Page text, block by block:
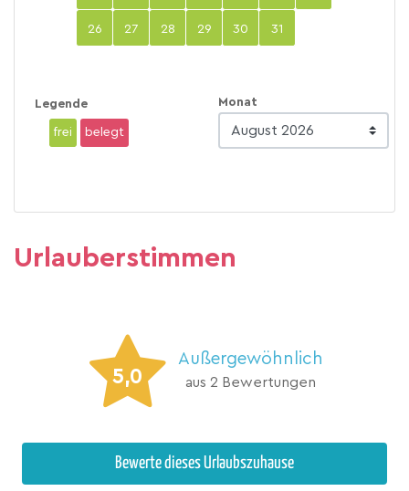
26 27 28 29 30 31
Legende
frei belegt
Monat
Urlauberstimmen
5,0
Außergewöhnlich
aus 2 Bewertungen
Bewerte dieses Urlaubszuhause